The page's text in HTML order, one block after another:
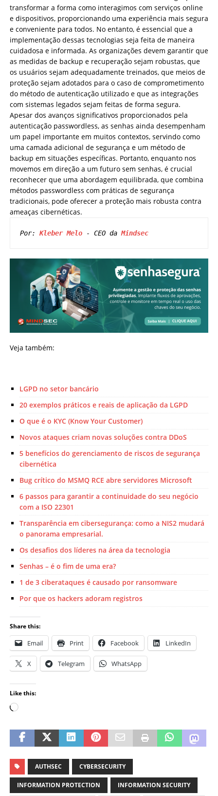
transformar a forma como interagimos com serviços online
e dispositivos, proporcionando uma experiência mais segura
e conveniente para todos. No entanto, é essencial que a
implementação dessas tecnologias seja feita de maneira
cuidadosa e informada. As organizações devem garantir que
as medidas de backup e recuperação sejam robustas, que
os usuários sejam adequadamente treinados, que meios de
proteção sejam adotados para o caso de comprometimento
do método de autenticação utilizado e que as integrações
com sistemas legados sejam feitas de forma segura.
Apesar dos avanços significativos proporcionados pela
autenticação passwordless, as senhas ainda desempenham
um papel importante em muitos contextos, servindo como
uma camada adicional de segurança e um método de
backup em situações específicas. Portanto, enquanto nos
movemos em direção a um futuro sem senhas, é crucial
reconhecer que uma abordagem equilibrada, que combina
métodos passwordless com práticas de segurança
tradicionais, pode oferecer a proteção mais robusta contra
ameaças cibernéticas.
Por: Kleber Melo - CEO da Mindsec
Veja também:
LGPD no setor bancário
20 exemplos práticos e reais de aplicação da LGPD
O que é o KYC (Know Your Customer)
Novos ataques criam novas soluções contra DDoS
5 benefícios do gerenciamento de riscos de segurança
cibernética
Bug crítico do MSMQ RCE abre servidores Microsoft
6 passos para garantir a continuidade do seu negócio
com a ISO 22301
Transparência em cibersegurança: como a NIS2 mudará
o panorama empresarial.
Os desafios dos líderes na área da tecnologia
Senhas – é o fim de uma era?
1 de 3 ciberataques é causado por ransomware
Por que os hackers adoram registros
Share this:
Email Print Facebook LinkedIn
X Telegram WhatsApp
Like this:
AUTHSEC CYBERSECURITY
INFORMATION PROTECTION INFORMATION SECURITY